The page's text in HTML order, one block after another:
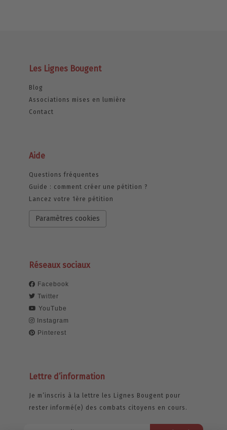
Les Lignes Bougent
Blog
Associations mises en lumière
Contact
Aide
Questions fréquentes
Guide : comment créer une pétition ?
Lancez votre 1ère pétition
Paramètres cookies
Réseaux sociaux
Facebook
Twitter
YouTube
Instagram
Pinterest
Lettre d’information
Je m’inscris à la lettre les Lignes Bougent pour
rester informé(e) des combats citoyens en cours.